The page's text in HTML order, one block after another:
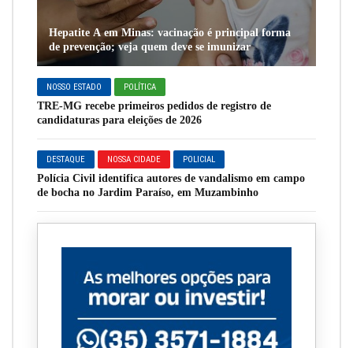
Hepatite A em Minas: vacinação é principal forma
de prevenção; veja quem deve se imunizar
NOSSO ESTADO POLÍTICA
TRE-MG recebe primeiros pedidos de registro de
candidaturas para eleições de 2026
DESTAQUE NOSSA CIDADE POLICIAL
Polícia Civil identifica autores de vandalismo em campo
de bocha no Jardim Paraíso, em Muzambinho